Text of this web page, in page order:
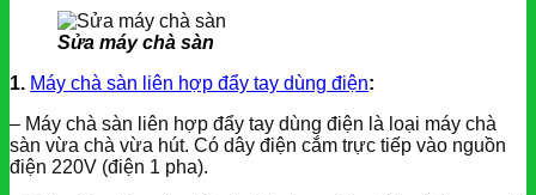
Sửa máy chà sàn
1. Máy chà sàn liên hợp đẩy tay dùng điện:
– Máy chà sàn liên hợp đẩy tay dùng điện là loại máy chà
sàn vừa chà vừa hút. Có dây điện cắm trực tiếp vào nguồn
điện 220V (điện 1 pha).